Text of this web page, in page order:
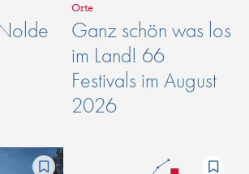
Orte
Ganz schön was los
im Land! 66
Festivals im August
2026